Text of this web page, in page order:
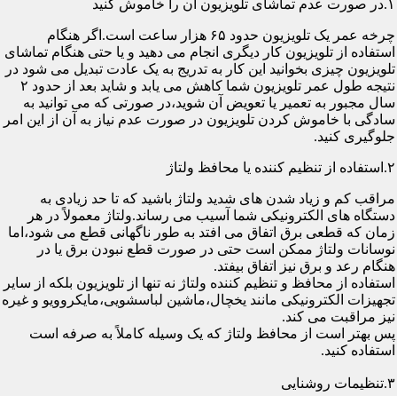
۱.در صورت عدم تماشای تلویزیون آن را خاموش کنید
چرخه عمر یک تلویزیون حدود ۶۵ هزار ساعت است.اگر هنگام
استفاده از تلویزیون کار دیگری انجام می دهید و یا حتی هنگام تماشای
تلویزیون چیزی بخوانید این کار به تدریج به یک عادت تبدیل می شود در
نتیجه طول عمر تلویزیون شما کاهش می یابد و شاید بعد از حدود ۲
سال مجبور به تعمیر یا تعویض آن شوید،در صورتی که می توانید به
سادگی با خاموش کردن تلویزیون در صورت عدم نیاز به آن از این امر
جلوگیری کنید.
۲.استفاده از تنظیم کننده یا محافظ ولتاژ
مراقب کم و زیاد شدن های شدید ولتاژ باشید که تا حد زیادی به
دستگاه های الکترونیکی شما آسیب می رساند.ولتاژ معمولاً در هر
زمان که قطعی برق اتفاق می افتد به طور ناگهانی قطع می شود،اما
نوسانات ولتاژ ممکن است حتی در صورت قطع نبودن برق یا در
هنگام رعد و برق نیز اتفاق بیفتد.
استفاده از محافظ و تنظیم کننده ولتاژ نه تنها از تلویزیون بلکه از سایر
تجهیزات الکترونیکی مانند یخچال،ماشین لباسشویی،مایکروویو و غیره
نیز مراقبت می کند.
پس بهتر است از محافظ ولتاژ که یک وسیله کاملاً به صرفه است
استفاده کنید.
۳.تنظیمات روشنایی